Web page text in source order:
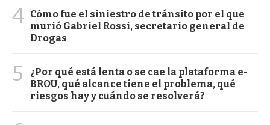
4 Cómo fue el siniestro de tránsito por el que
murió Gabriel Rossi, secretario general de
Drogas
5
¿Por qué está lenta o se cae la plataforma e-
BROU, qué alcance tiene el problema, qué
riesgos hay y cuándo se resolverá?